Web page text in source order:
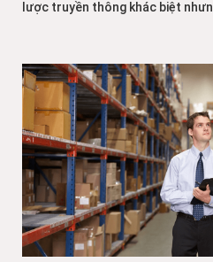
lược truyền thông khác biệt